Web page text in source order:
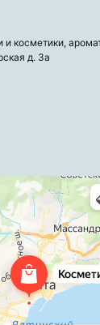
косметики,
д. 3а